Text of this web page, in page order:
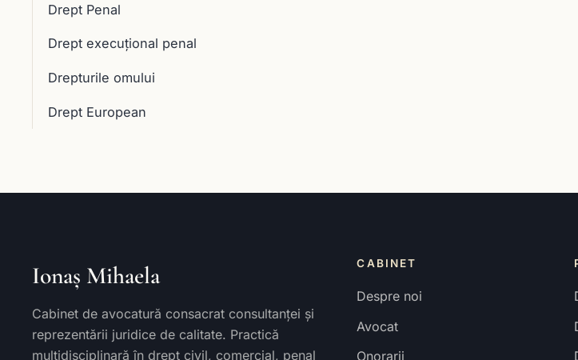
Drept Penal
Drept execuţional penal
Drepturile omului
Drept European
Ionaș Mihaela
Cabinet de avocatură consacrat consultanței și
reprezentării juridice de calitate. Practică
multidisciplinară în drept civil, comercial, penal
CABINET
Despre noi
Avocat
Onorarii